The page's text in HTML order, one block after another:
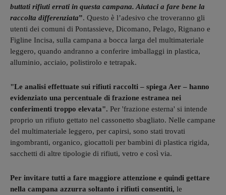
buttati rifiuti errati in questa campana. Aiutaci a fare bene la
raccolta differenziata”. Questo è l’adesivo che troveranno gli
utenti dei comuni di Pontassieve, Dicomano, Pelago, Rignano e
Figline Incisa, sulla campana a bocca larga del multimateriale
leggero, quando andranno a conferire imballaggi in plastica,
alluminio, acciaio, polistirolo e tetrapak.
"Le analisi effettuate sui rifiuti raccolti – spiega Aer – hanno
evidenziato una percentuale di frazione estranea nei
conferimenti troppo elevata". Per 'frazione esterna' si intende
proprio un rifiuto gettato nel cassonetto sbagliato. Nelle campane
del multimateriale leggero, per capirsi, sono stati trovati
ingombranti, organico, giocattoli per bambini di plastica rigida,
sacchetti di altre tipologie di rifiuti, vetro e così via.
Per invitare tutti a fare maggiore attenzione e quindi gettare
nella campana azzurra soltanto i rifiuti consentiti, le